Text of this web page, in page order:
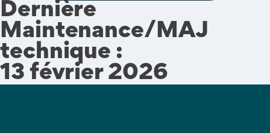
Dernière
Maintenance/MAJ
technique :
13 février 2026